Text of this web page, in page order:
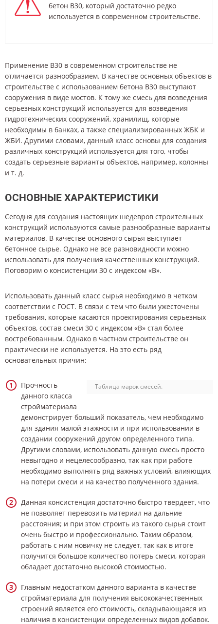
бетон В30, который достаточно редко
используется в современном строительстве.
Применение В30 в современном строительстве не
отличается разнообразием. В качестве основных объектов в
строительстве с использованием бетона В30 выступают
сооружения в виде мостов. К тому же смесь для возведения
серьезных конструкций используется для возведения
гидротехнических сооружений, хранилищ, которые
необходимы в банках, а также специализированных ЖБК и
ЖБИ. Другими словами, данный класс основы для создания
различных конструкций используется для того, чтобы
создать серьезные варианты объектов, например, колонны
и т. д.
ОСНОВНЫЕ ХАРАКТЕРИСТИКИ
Сегодня для создания настоящих шедевров строительных
конструкций используются самые разнообразные варианты
материалов. В качестве основного сырья выступает
бетонное сырье. Однако не все разновидности можно
использовать для получения качественных конструкций.
Поговорим о консистенции 30 с индексом «В».
Использовать данный класс сырья необходимо в четком
соответствии с ГОСТ. В связи с тем что были ужесточены
требования, которые касаются проектирования серьезных
объектов, состав смеси 30 с индексом «В» стал более
востребованным. Однако в частном строительстве он
практически не используется. На это есть ряд
основательных причин:
Таблица марок смесей.
Прочность
данного класса
стройматериала
демонстрирует больший показатель, чем необходимо
для здания малой этажности и при использовании в
создании сооружений другом определенного типа.
Другими словами, использовать данную смесь просто
невыгодно и нецелесообразно, так как при работе
необходимо выполнять ряд важных условий, влияющих
на потери смеси и на качество полученного здания.
Данная консистенция достаточно быстро твердеет, что
не позволяет перевозить материал на дальние
расстояния; и при этом строить из такого сырья стоит
очень быстро и профессионально. Таким образом,
работать с ним новичку не следует, так как в итоге
получится большое количество потерь смеси, которая
обладает достаточно высокой стоимостью.
Главным недостатком данного варианта в качестве
стройматериала для получения высококачественных
строений является его стоимость, складывающаяся из
наличия в консистенции определенных видов добавок.